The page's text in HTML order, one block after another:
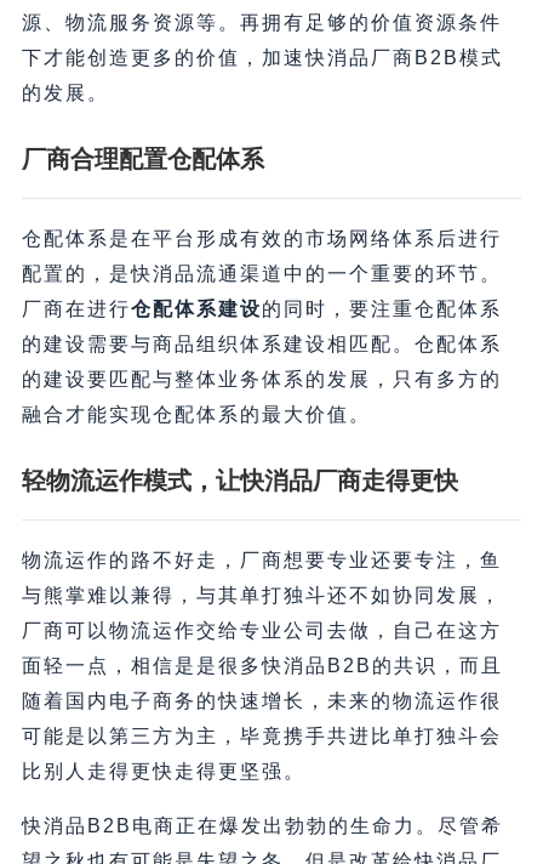
源、物流服务资源等。再拥有足够的价值资源条件
下才能创造更多的价值，加速快消品厂商B2B模式
的发展。
厂商合理配置仓配体系
仓配体系是在平台形成有效的市场网络体系后进行
配置的，是快消品流通渠道中的一个重要的环节。
厂商在进行仓配体系建设的同时，要注重仓配体系
的建设需要与商品组织体系建设相匹配。仓配体系
的建设要匹配与整体业务体系的发展，只有多方的
融合才能实现仓配体系的最大价值。
轻物流运作模式，让快消品厂商走得更快
物流运作的路不好走，厂商想要专业还要专注，鱼
与熊掌难以兼得，与其单打独斗还不如协同发展，
厂商可以物流运作交给专业公司去做，自己在这方
面轻一点，相信是是很多快消品B2B的共识，而且
随着国内电子商务的快速增长，未来的物流运作很
可能是以第三方为主，毕竟携手共进比单打独斗会
比别人走得更快走得更坚强。
快消品B2B电商正在爆发出勃勃的生命力。尽管希